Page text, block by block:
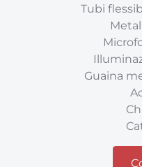
Tubi
Guaina